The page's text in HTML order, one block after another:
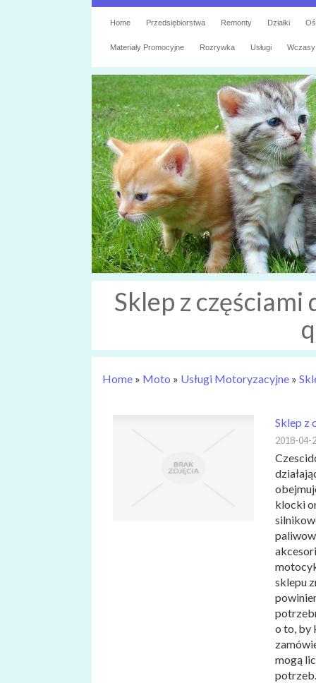
Home Przedsiębiorstwa Remonty Działki
Materiały Promocyjne Rozrywka Usługi Wczasy
Sklep z
Home » Moto » Usługi Motoryzacyjne »
Sklep z
2018-04-
klocki
sklepu
o to, by
mogą